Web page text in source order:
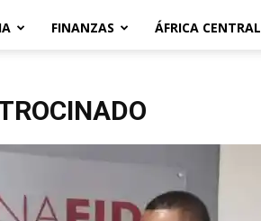
FINANZAS ÁFRICA CENTRAL